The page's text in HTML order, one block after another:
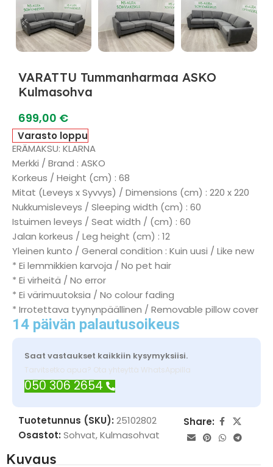
VARATTU Tummanharmaa ASKO
Kulmasohva
699,00 €
Varasto loppu
ERÄMAKSU: KLARNA
Merkki / Brand : ASKO
Korkeus / Height (cm) : 68
Mitat (Leveys x Syvvys) / Dimensions (cm) : 220 x 220
Nukkumisleveys / Sleeping width (cm) : 60
Istuimen leveys / Seat width / (cm) : 60
Jalan korkeus / Leg height (cm) : 12
Yleinen kunto / General condition : Kuin uusi / Like new
* Ei lemmikkien karvoja / No pet hair
* Ei virheitä / No error
* Ei värimuutoksia / No colour fading
* Irrotettava tyynynpäällinen / Removable pillow cover
14 päivän palautusoikeus
Saat vastaukset kaikkiin kysymyksiisi.
Tarvitsetko apua? Ota yhteyttä WhatsAppilla
050 306 2654
Tuotetunnus (SKU): 25102802
Osastot: Sohvat,Kulmasohvat
Share:
Kuvaus